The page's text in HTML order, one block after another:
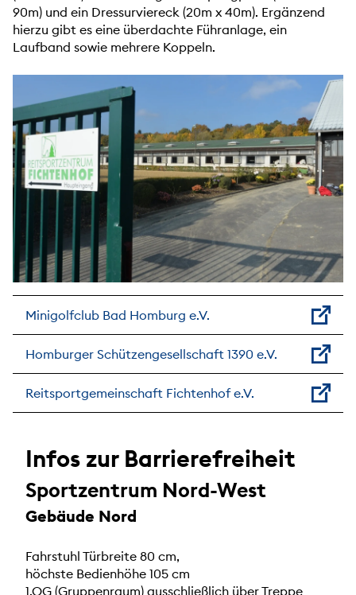
90m) und ein Dressurviereck (20m x 40m). Ergänzend
hierzu gibt es eine überdachte Führanlage, ein
Laufband sowie mehrere Koppeln.
Minigolfclub Bad Homburg e.V.
Homburger Schützengesellschaft 1390 e.V.
Reitsportgemeinschaft Fichtenhof e.V.
Infos zur Barrierefreiheit
Sportzentrum Nord-West
Gebäude Nord
Fahrstuhl Türbreite 80 cm,
höchste Bedienhöhe 105 cm
1.OG (Gruppenraum) ausschließlich über Treppe